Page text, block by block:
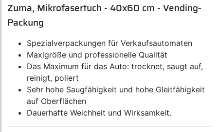
Zuma, Mikrofasertuch - 40x60 cm - Vending-
Packung
Spezialverpackungen für Verkaufsautomaten
Maxigröße und professionelle Qualität
Das Maximum für das Auto: trocknet, saugt auf,
reinigt, poliert
Sehr hohe Saugfähigkeit und hohe Gleitfähigkeit
auf Oberflächen
Dauerhafte Weichheit und Wirksamkeit.